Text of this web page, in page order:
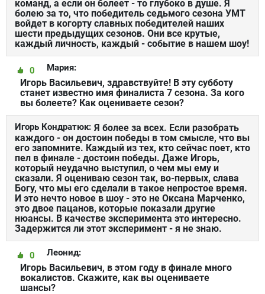
команд, а если он болеет - то глубоко в душе. Я
болею за то, что победитель седьмого сезона УМТ
войдет в когорту славных победителей наших
шести предыдущих сезонов. Они все крутые,
каждый личность, каждый - событие в нашем шоу!
Мария:
0
Игорь Васильевич, здравствуйте! В эту субботу
станет известно имя финалиста 7 сезона. За кого
вы болеете? Как оцениваете сезон?
Игорь Кондратюк: Я более за всех. Если разобрать
каждого - он достоин победы в том смысле, что вы
его запомните. Каждый из тех, кто сейчас поет, кто
пел в финале - достоин победы. Даже Игорь,
который неудачно выступил, о чем мы ему и
сказали. Я оцениваю сезон так, во-первых, слава
Богу, что мы его сделали в такое непростое время.
И это нечто новое в шоу - это не Оксана Марченко,
это двое пацанов, которые показали другие
нюансы. В качестве эксперимента это интересно.
Задержится ли этот эксперимент - я не знаю.
Леонид:
0
Игорь Васильевич, в этом году в финале много
вокалистов. Скажите, как вы оцениваете
шансы?